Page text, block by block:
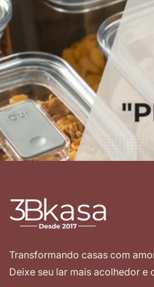
Transformando casas com
Deixe seu lar mais acolhedor e